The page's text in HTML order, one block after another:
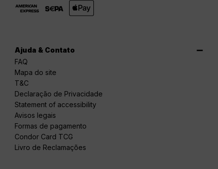
Ajuda & Contato
FAQ
Mapa do site
T&C
Declaração de Privacidade
Statement of accessibility
Avisos legais
Formas de pagamento
Condor Card TCG
Livro de Reclamações